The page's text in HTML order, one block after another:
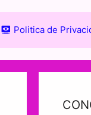
Politica de